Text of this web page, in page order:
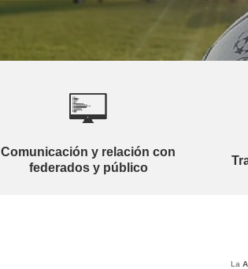
Comunicación y relación con
federados y público
La